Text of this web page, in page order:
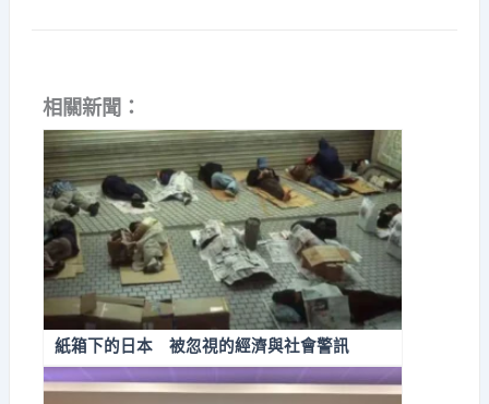
相關新聞：
紙箱下的日本 被忽視的經濟與社會警訊